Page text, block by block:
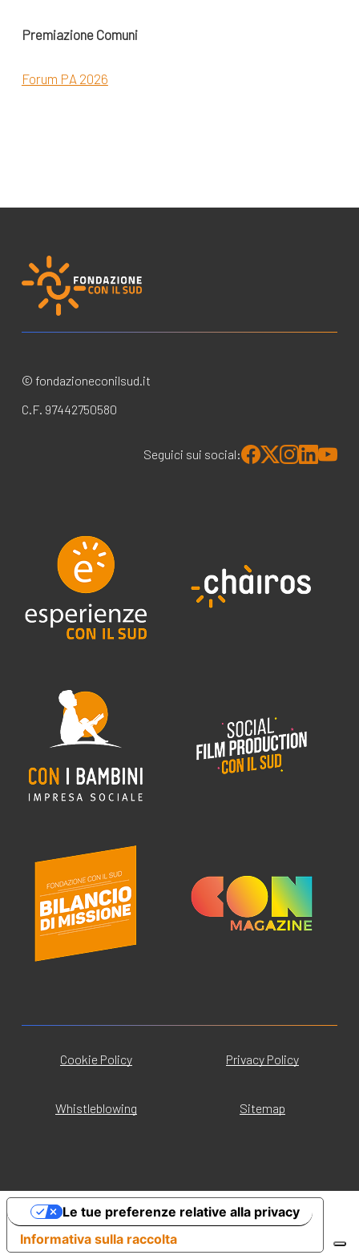
Premiazione Comuni
Forum PA 2026
© fondazioneconilsud.it
C.F. 97442750580
Seguici sui social:
Cookie Policy Privacy Policy
Whistleblowing Sitemap
Informativa sulla raccolta
Le tue preferenze relative alla privacy